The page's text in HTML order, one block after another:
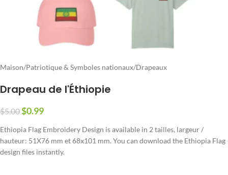
Maison/Patriotique & Symboles nationaux/Drapeaux
Drapeau de l'Éthiopie
$5.00$0.99
Ethiopia Flag Embroidery Design is available in 2 tailles, largeur /
hauteur: 51X76 mm et 68x101 mm. You can download the Ethiopia Flag
design files instantly.